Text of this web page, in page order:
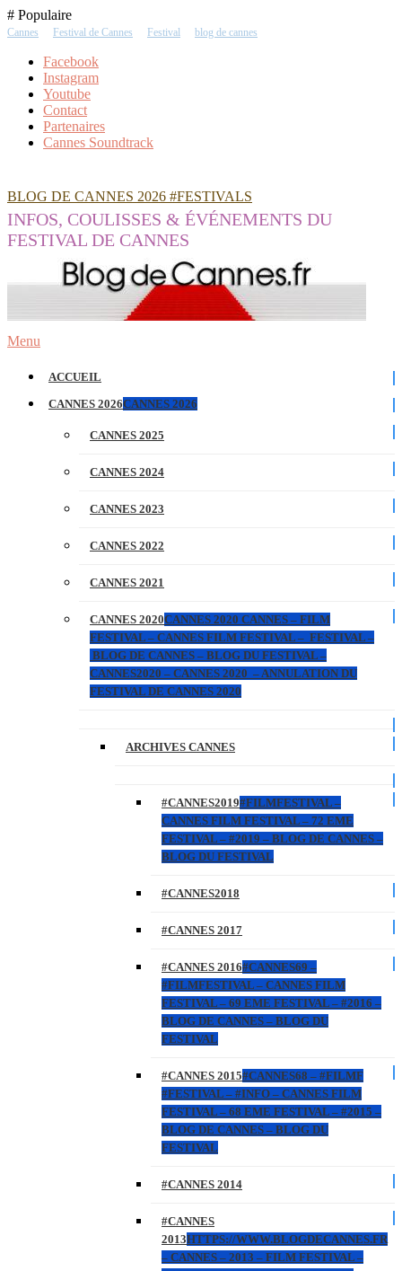
Skip
To
# Populaire
Cannes Festival de Cannes Festival blog de cannes
Facebook
Instagram
Youtube
Contact
Partenaires
Cannes Soundtrack
BLOG DE CANNES 2026 #FESTIVALS
INFOS, COULISSES & ÉVÉNEMENTS DU
FESTIVAL DE CANNES
Menu
ACCUEIL
CANNES 2026CANNES 2026
CANNES 2025
CANNES 2024
CANNES 2023
CANNES 2022
CANNES 2021
CANNES 2020CANNES 2020 CANNES – FILM
FESTIVAL – CANNES FILM FESTIVAL – FESTIVAL –
BLOG DE CANNES – BLOG DU FESTIVAL –
CANNES2020 – CANNES 2020 – ANNULATION DU
FESTIVAL DE CANNES 2020
ARCHIVES CANNES
#CANNES2019#FILMFESTIVAL –
CANNES FILM FESTIVAL – 72 EME
FESTIVAL – #2019 – BLOG DE CANNES –
BLOG DU FESTIVAL
#CANNES2018
#CANNES 2017
#CANNES 2016#CANNES69 –
#FILMFESTIVAL – CANNES FILM
FESTIVAL – 69 EME FESTIVAL – #2016 –
BLOG DE CANNES – BLOG DU
FESTIVAL
#CANNES 2015#CANNES68 – #FILMF
#FESTIVAL – #INFO – CANNES FILM
FESTIVAL – 68 EME FESTIVAL – #2015 –
BLOG DE CANNES – BLOG DU
FESTIVAL
#CANNES 2014
#CANNES
2013HTTPS://WWW.BLOGDECANNES.FR
– CANNES – 2013 – FILM FESTIVAL –